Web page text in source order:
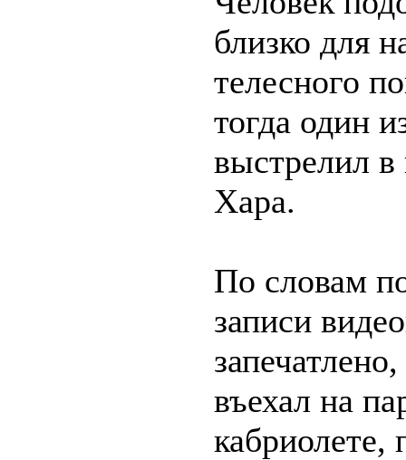
близко для
телесного
тогда один
выстрелил в
Хара.
По словам
записи
въехал на
кабриолете,